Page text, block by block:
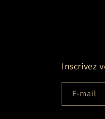
Inscrivez
E-mail